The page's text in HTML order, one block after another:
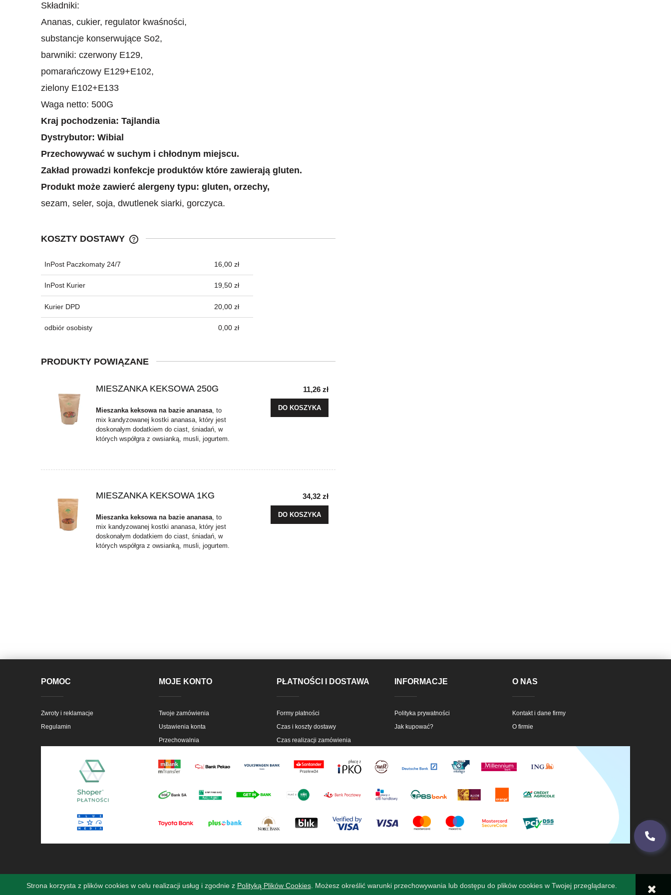
Strona korzysta z plików cookies w celu realizacji usług i zgodnie z Polityką Plików Cookies. Możesz określić warunki przechowywania lub dostępu do plików cookies w Twojej przeglądarce.
Składniki:
Ananas, cukier, regulator kwaśności,
substancje konserwujące So2,
barwniki: czerwony E129,
pomarańczowy E129+E102,
zielony E102+E133
Waga netto: 500G
Kraj pochodzenia: Tajlandia
Dystrybutor: Wibial
Przechowywać w suchym i chłodnym miejscu.
Zakład prowadzi konfekcje produktów które zawierają gluten.
Produkt może zawierć alergeny typu: gluten, orzechy,
sezam, seler, soja, dwutlenek siarki, gorczyca.
KOSZTY DOSTAWY
CENA NIE ZAWIERA EWENTUALNYCH
KOSZTÓW PŁATNOŚCI
InPost Paczkomaty 24/7 16,00 zł
InPost Kurier 19,50 zł
Kurier DPD 20,00 zł
odbiór osobisty 0,00 zł
PRODUKTY POWIĄZANE
MIESZANKA KEKSOWA 250G
Mieszanka keksowa na bazie ananasa, to
mix kandyzowanej kostki ananasa, który jest
doskonałym dodatkiem do ciast, śniadań, w
których współgra z owsianką, musli, jogurtem.
11,26 zł
DO KOSZYKA
MIESZANKA KEKSOWA 1KG
Mieszanka keksowa na bazie ananasa, to
mix kandyzowanej kostki ananasa, który jest
doskonałym dodatkiem do ciast, śniadań, w
których współgra z owsianką, musli, jogurtem.
34,32 zł
DO KOSZYKA
POMOC
Zwroty i reklamacje
Regulamin
MOJE KONTO
Twoje zamówienia
Ustawienia konta
Przechowalnia
PŁATNOŚCI I DOSTAWA
Formy płatności
Czas i koszty dostawy
Czas realizacji zamówienia
INFORMACJE
Polityka prywatności
Jak kupować?
O NAS
Kontakt i dane firmy
O firmie
Sklep internetowy Shoper Premium